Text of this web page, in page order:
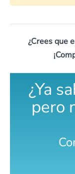
¿Crees que
¿Ya
pero